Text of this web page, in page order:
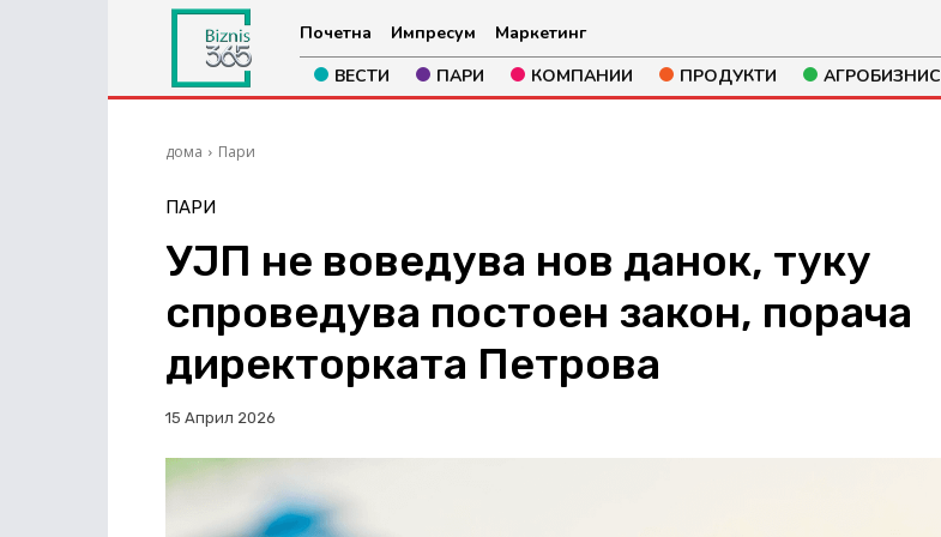
Почетна Импресум
Маркетинг
ВЕСТИ
ПАРИ КОМПАНИИ ПРОДУКТИ АГРОБИЗНИС
дома Пари
ПАРИ
УЈП не воведува нов данок, туку
спроведува постоен закон, порача
директорката Петрова
15 Април 2026